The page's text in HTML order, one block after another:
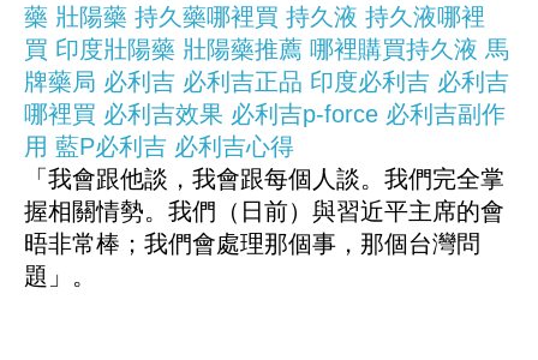
藥 壯陽藥 持久藥哪裡買 持久液 持久液哪裡
買 印度壯陽藥 壯陽藥推薦 哪裡購買持久液 馬
牌藥局 必利吉 必利吉正品 印度必利吉 必利吉
哪裡買 必利吉效果 必利吉p-force 必利吉副作
用 藍P必利吉 必利吉心得
「我會跟他談，我會跟每個人談。我們完全掌
握相關情勢。我們（日前）與習近平主席的會
晤非常棒；我們會處理那個事，那個台灣問
題」。